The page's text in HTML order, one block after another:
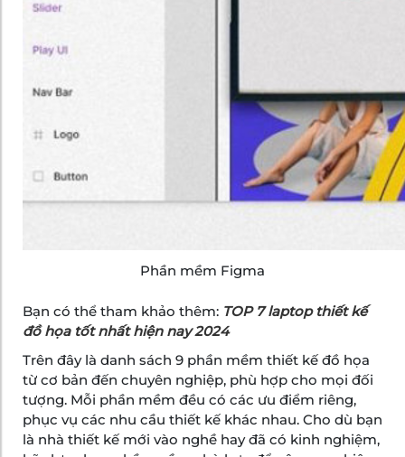
Phần mềm Figma
Bạn có thể tham khảo thêm: TOP 7 laptop thiết kế
đồ họa tốt nhất hiện nay 2024
Trên đây là danh sách 9 phần mềm thiết kế đồ họa
từ cơ bản đến chuyên nghiệp, phù hợp cho mọi đối
tượng. Mỗi phần mềm đều có các ưu điểm riêng,
phục vụ các nhu cầu thiết kế khác nhau. Cho dù bạn
là nhà thiết kế mới vào nghề hay đã có kinh nghiệm,